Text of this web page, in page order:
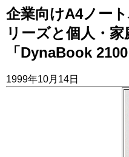
企業向けA4ノー
リーズと個人・
「DynaBook
1999年10月14日